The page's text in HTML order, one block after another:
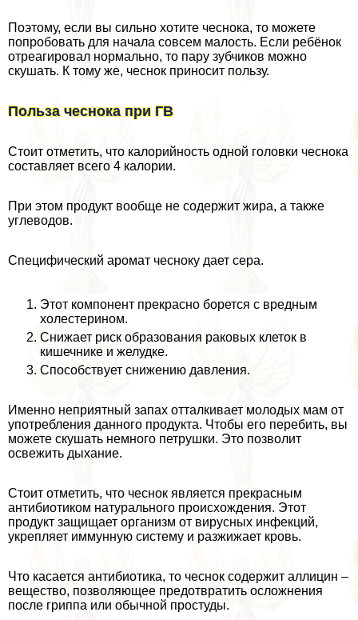
Поэтому, если вы сильно хотите чеснока, то можете
попробовать для начала совсем малость. Если ребёнок
отреагировал нормально, то пару зубчиков можно
скушать. К тому же, чеснок приносит пользу.
Польза чеснока при ГВ
Стоит отметить, что калорийность одной головки чеснока
составляет всего 4 калории.
При этом продукт вообще не содержит жира, а также
углеводов.
Специфический аромат чесноку дает сера.
Этот компонент прекрасно борется с вредным
холестерином.
Снижает риск образования paковых клеток в
кишечнике и желудке.
Способствует снижению давления.
Именно неприятный запах отталкивает молодых мам от
употрeбления данного продукта. Чтобы его перебить, вы
можете скушать немного петрушки. Это позволит
освежить дыхание.
Стоит отметить, что чеснок является прекрасным
антибиотиком натурального происхождения. Этот
продукт защищает организм от вирусных инфекций,
укрепляет иммунную систему и разжижает кровь.
Что касается антибиотика, то чеснок содержит аллицин –
вещество, позволяющее предотвратить осложнения
после гриппа или обычной простуды.